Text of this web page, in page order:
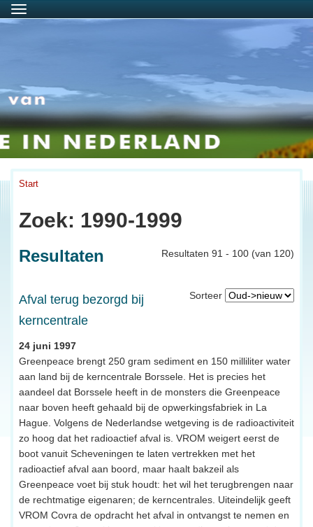
Menu
Start
Zoek: 1990-1999
Resultaten 91 - 100 (van 120)
Resultaten
Sorteer
Afval terug bezorgd bij
kerncentrale
24 juni 1997
Greenpeace brengt 250 gram sediment en 150 milliliter water
aan land bij de kerncentrale Borssele. Het is precies het
aandeel dat Borssele heeft in de monsters die Greenpeace
naar boven heeft gehaald bij de opwerkingsfabriek in La
Hague. Volgens de Nederlandse wetgeving is de radioactiviteit
zo hoog dat het radioactief afval is. VROM weigert eerst de
boot vanuit Scheveningen te laten vertrekken met het
radioactief afval aan boord, maar haalt bakzeil als
Greenpeace voet bij stuk houdt: het wil het terugbrengen naar
de rechtmatige eigenaren; de kerncentrales. Uiteindelijk geeft
VROM Covra de opdracht het afval in ontvangst te nemen en